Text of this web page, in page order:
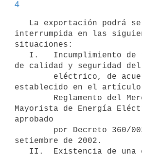
4
interrumpida en las
situaciones:
de calidad y seguridad del
establecido en el artículo
Mayorista de Energía
aprobado
setiembre de 2002.